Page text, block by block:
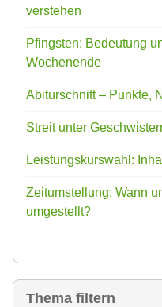
verstehen
Pfingsten: Bedeutung
Wochenende
Abiturschnitt – Punkte,
Streit unter
Leistungskurswahl:
Zeitumstellung: Wann
umgestellt?
Thema filtern